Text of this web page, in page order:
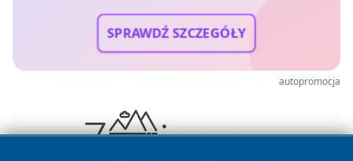
SPRAWDŹ SZCZEGÓŁY
autopromocja